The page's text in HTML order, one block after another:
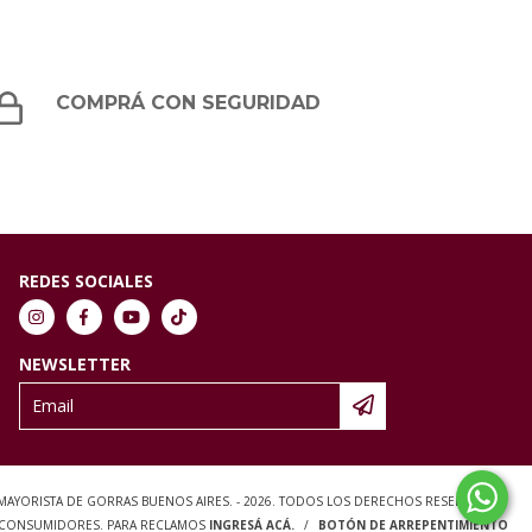
COMPRÁ CON SEGURIDAD
REDES SOCIALES
NEWSLETTER
DE GORRAS BUENOS AIRES. - 2026. TODOS LOS DERECHOS RESERVADOS.
PARA RECLAMOS INGRESÁ ACÁ. / BOTÓN DE ARREPENTIMIENTO